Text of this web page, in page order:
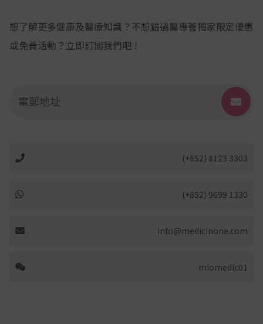
想了解更多健康及醫療知識？不想錯過醫專薈獨家限定優惠
或免費活動？立即訂閲我們吧！
(+852) 8123 3303
(+852) 9699 1330
info@medicinone.com
miomedic01